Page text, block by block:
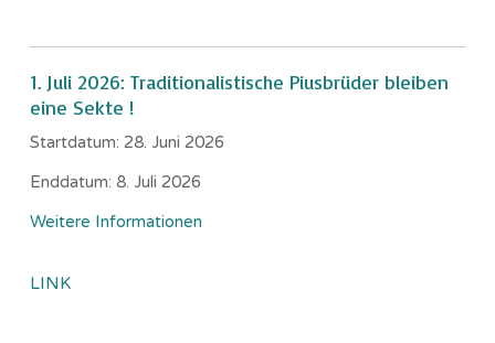
1. Juli 2026: Traditionalistische Piusbrüder bleiben
eine Sekte !
Startdatum: 28. Juni 2026
Enddatum: 8. Juli 2026
Weitere Informationen
LINK